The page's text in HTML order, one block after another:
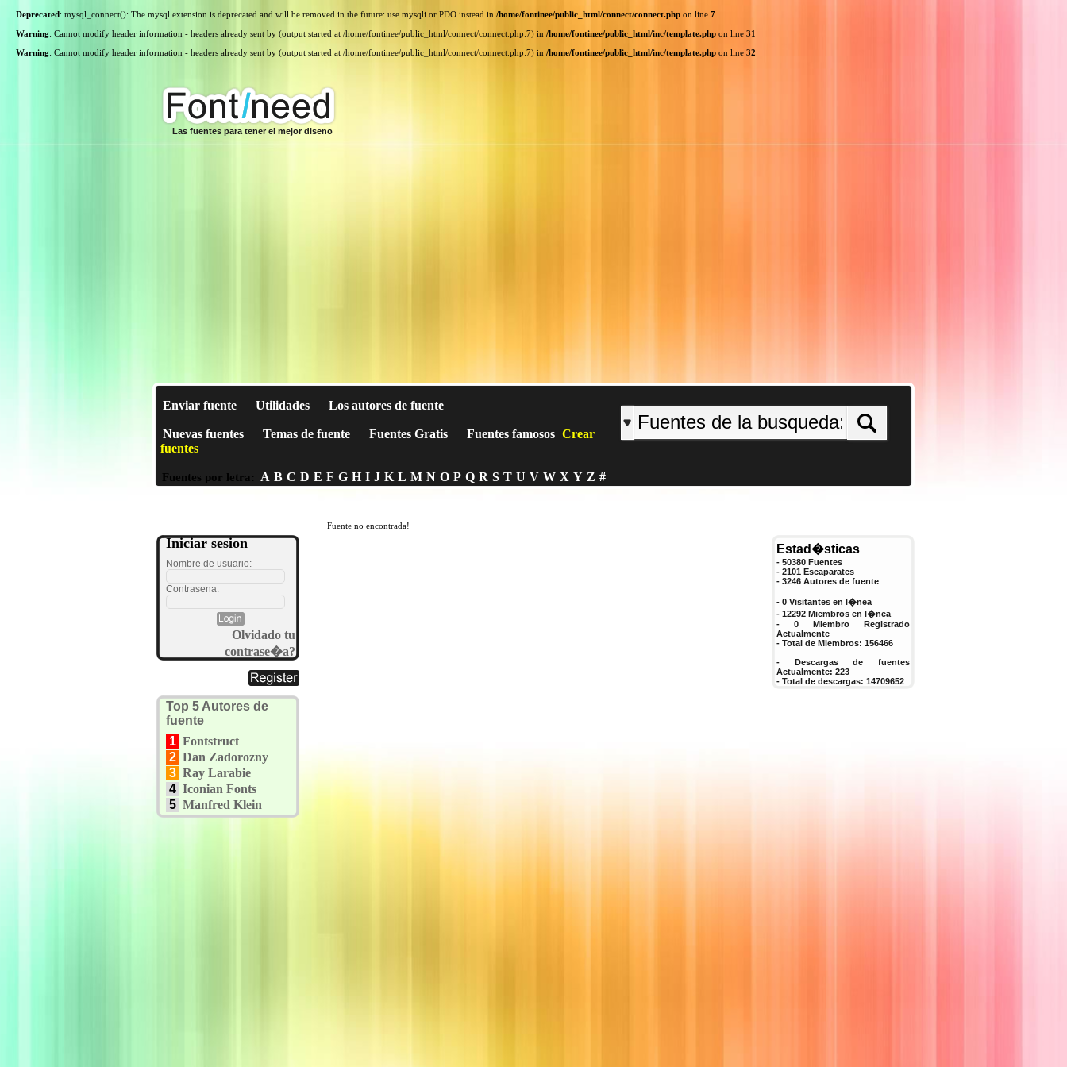
Deprecated: mysql_connect(): The mysql extension is deprecated and will be removed in the future: use mysqli or PDO instead in /home/fontinee/public_html/connect/connect.php on line 7
Warning: Cannot modify header information - headers already sent by (output started at /home/fontinee/public_html/connect/connect.php:7) in /home/fontinee/public_html/inc/template.php on line 31
Warning: Cannot modify header information - headers already sent by (output started at /home/fontinee/public_html/connect/connect.php:7) in /home/fontinee/public_html/inc/template.php on line 32
Las fuentes para tener el mejor diseno
Enviar fuente Utilidades Los autores de fuente
Nuevas fuentes Temas de fuente Fuentes Gratis Fuentes famosos Crear
fuentes
Fuentes por letra: A B C D E F G H I J K L M N O P Q R S T U V W X Y Z #
Iniciar sesion
Nombre de usuario:
Contrasena:
Olvidado tu
contrase�a?
Top 5 Autores de
fuente
1 Fontstruct
2 Dan Zadorozny
3 Ray Larabie
4 Iconian Fonts
5 Manfred Klein
Fuente no encontrada!
Estad�sticas
- 50380 Fuentes
- 2101 Escaparates
- 3246 Autores de fuente
- 0 Visitantes en l�nea
- 12292 Miembros en l�nea
- 0 Miembro Registrado
Actualmente
- Total de Miembros: 156466
- Descargas de fuentes
Actualmente: 223
- Total de descargas: 14709652